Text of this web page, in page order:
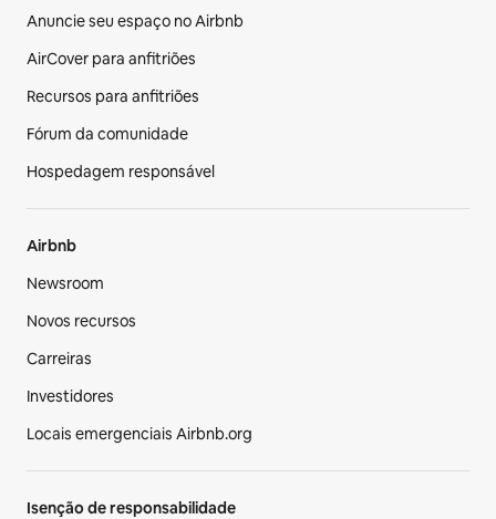
Anuncie seu espaço no Airbnb
AirCover para anfitriões
Recursos para anfitriões
Fórum da comunidade
Hospedagem responsável
Airbnb
Newsroom
Novos recursos
Carreiras
Investidores
Locais emergenciais Airbnb.org
Isenção de responsabilidade